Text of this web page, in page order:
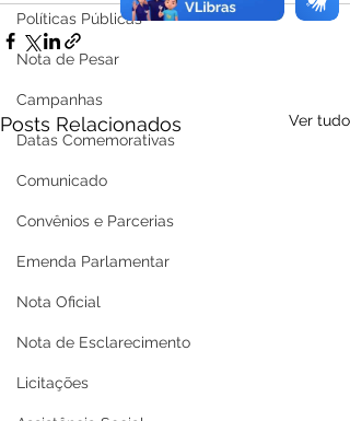
Políticas Públicas
Nota de Pesar
Campanhas
Datas Comemorativas
Comunicado
Convênios e Parcerias
Emenda Parlamentar
Nota Oficial
Nota de Esclarecimento
Licitações
Posts Relacionados Ver tudo